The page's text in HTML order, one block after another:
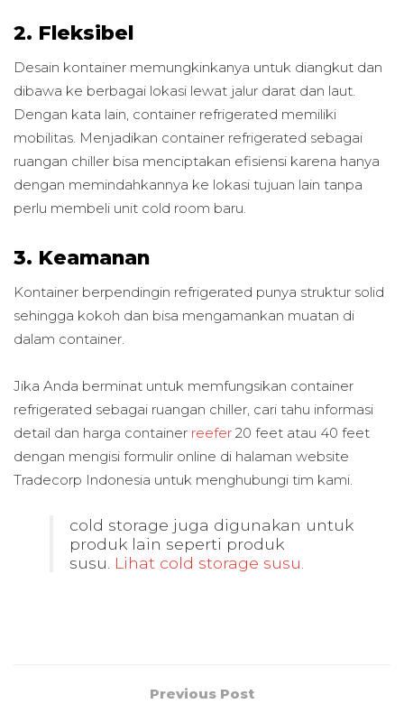
2. Fleksibel
Desain kontainer memungkinkanya untuk diangkut dan
dibawa ke berbagai lokasi lewat jalur darat dan laut.
Dengan kata lain, container refrigerated memiliki
mobilitas. Menjadikan container refrigerated sebagai
ruangan chiller bisa menciptakan efisiensi karena hanya
dengan memindahkannya ke lokasi tujuan lain tanpa
perlu membeli unit cold room baru.
3. Keamanan
Kontainer berpendingin refrigerated punya struktur solid
sehingga kokoh dan bisa mengamankan muatan di
dalam container.
Jika Anda berminat untuk memfungsikan container
refrigerated sebagai ruangan chiller, cari tahu informasi
detail dan harga container reefer 20 feet atau 40 feet
dengan mengisi formulir online di halaman website
Tradecorp Indonesia untuk menghubungi tim kami.
cold storage juga digunakan untuk
produk lain seperti produk
susu. Lihat cold storage susu.
Previous Post